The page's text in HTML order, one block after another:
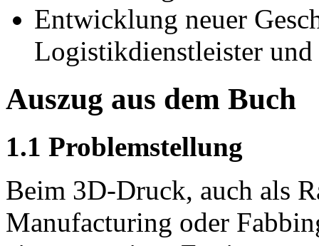
Entwicklung neuer
Logistikdienstleister
Auszug aus dem Buch
1.1 Problemstellung
Beim 3D-Druck, auch als
Manufacturing oder